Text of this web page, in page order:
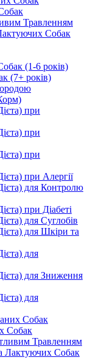
Травленням
Собак
(1-6 років)
(7+ років)
при
при
при
при Алергії
для Контролю
при Діабеті
для Суглобів
для Шкіри та
для
для Зниження
для
Собак
Собак
Травленням
Лактуючих Собак